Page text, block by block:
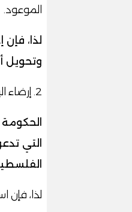
الموعود.
لذا،
وتحويل
2. إرضاء اليمين المتطرف في إسرائيل
التي
لذا، فإن